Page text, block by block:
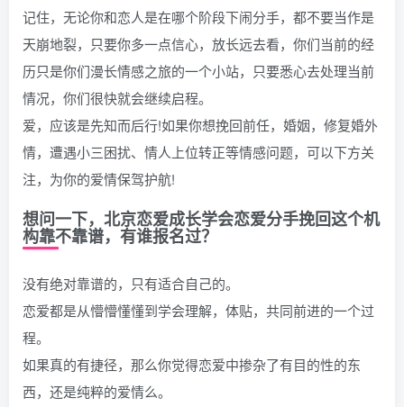
记住，无论你和恋人是在哪个阶段下闹分手，都不要当作是
天崩地裂，只要你多一点信心，放长远去看，你们当前的经
历只是你们漫长情感之旅的一个小站，只要悉心去处理当前
情况，你们很快就会继续启程。
爱，应该是先知而后行!如果你想挽回前任，婚姻，修复婚外
情，遭遇小三困扰、情人上位转正等情感问题，可以下方关
注，为你的爱情保驾护航!
想问一下，北京恋爱成长学会恋爱分手挽回这个机
构靠不靠谱，有谁报名过？
没有绝对靠谱的，只有适合自己的。
恋爱都是从懵懵懂懂到学会理解，体贴，共同前进的一个过
程。
如果真的有捷径，那么你觉得恋爱中掺杂了有目的性的东
西，还是纯粹的爱情么。